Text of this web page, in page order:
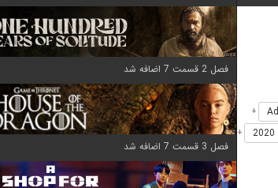
+
+
فصل 2 قسمت 7 اضافه شد
فصل 3 قسمت 7 اضافه شد